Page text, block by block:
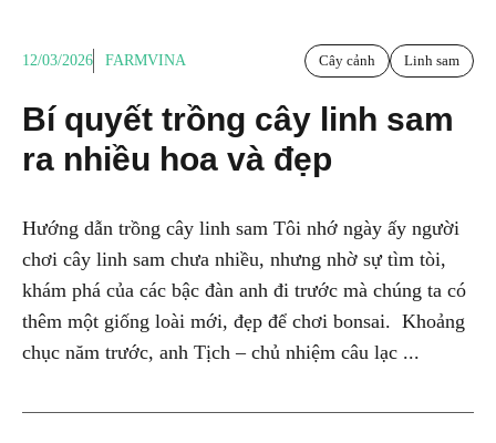
12/03/2026 FARMVINA Cây cảnh Linh sam
Bí quyết trồng cây linh sam
ra nhiều hoa và đẹp
Hướng dẫn trồng cây linh sam Tôi nhớ ngày ấy người
chơi cây linh sam chưa nhiều, nhưng nhờ sự tìm tòi,
khám phá của các bậc đàn anh đi trước mà chúng ta có
thêm một giống loài mới, đẹp để chơi bonsai. Khoảng
chục năm trước, anh Tịch – chủ nhiệm câu lạc ...